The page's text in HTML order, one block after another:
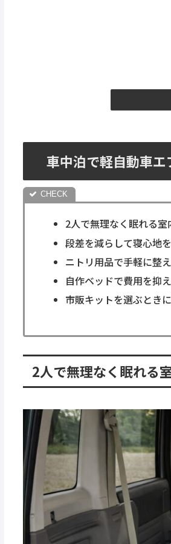
車中泊で軽自動車
2人で無理なく眠れる
段差を減らして寝心地
ニトリ用品で手軽に整
自作ベッドで費用を抑
市販キットを選ぶとき
2人で無理なく眠れる